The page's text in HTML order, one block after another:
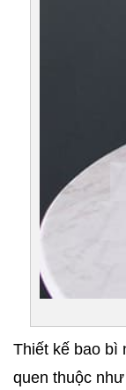
Thiết kế bao bì
quen thuộc